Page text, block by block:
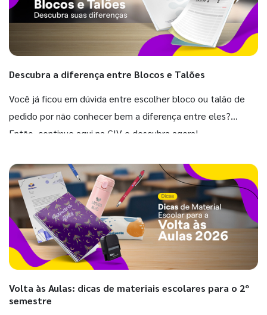
Descubra a diferença entre Blocos e Talões
Você já ficou em dúvida entre escolher bloco ou talão de
pedido por não conhecer bem a diferença entre eles?
Então, continue aqui na GIV e descubra agora!
Volta às Aulas: dicas de materiais escolares para o 2º
semestre